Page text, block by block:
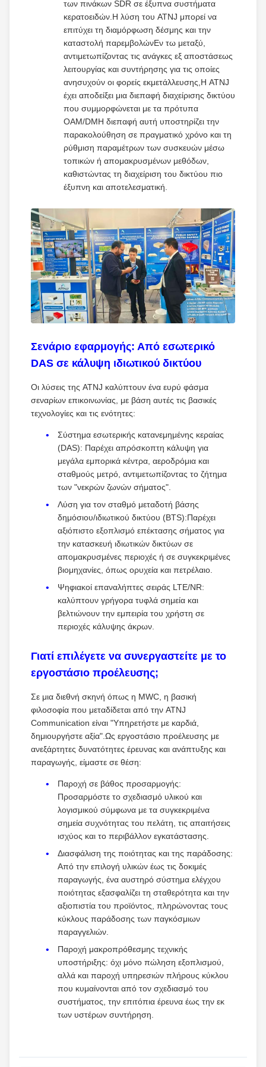
των πινάκων SDR σε έξυπνα συστήματα
κερατοειδών.Η λύση του ATNJ μπορεί να
επιτύχει τη διαμόρφωση δέσμης και την
καταστολή παρεμβολώνΕν τω μεταξύ,
αντιμετωπίζοντας τις ανάγκες εξ αποστάσεως
λειτουργίας και συντήρησης για τις οποίες
ανησυχούν οι φορείς εκμετάλλευσης,Η ATNJ
έχει αποδείξει μια διεπαφή διαχείρισης δικτύου
που συμμορφώνεται με τα πρότυπα
OAM/DMΗ διεπαφή αυτή υποστηρίζει την
παρακολούθηση σε πραγματικό χρόνο και τη
ρύθμιση παραμέτρων των συσκευών μέσω
τοπικών ή απομακρυσμένων μεθόδων,
καθιστώντας τη διαχείριση του δικτύου πιο
έξυπνη και αποτελεσματική.
Σενάριο εφαρμογής: Από εσωτερικό
DAS σε κάλυψη ιδιωτικού δικτύου
Οι λύσεις της ATNJ καλύπτουν ένα ευρύ φάσμα
σεναρίων επικοινωνίας, με βάση αυτές τις βασικές
τεχνολογίες και τις ενότητες:
Σύστημα εσωτερικής κατανεμημένης κεραίας
(DAS): Παρέχει απρόσκοπτη κάλυψη για
μεγάλα εμπορικά κέντρα, αεροδρόμια και
σταθμούς μετρό, αντιμετωπίζοντας το ζήτημα
των "νεκρών ζωνών σήματος".
Λύση για τον σταθμό μεταδοτή βάσης
δημόσιου/ιδιωτικού δικτύου (BTS):Παρέχει
αξιόπιστο εξοπλισμό επέκτασης σήματος για
την κατασκευή ιδιωτικών δικτύων σε
απομακρυσμένες περιοχές ή σε συγκεκριμένες
βιομηχανίες, όπως ορυχεία και πετρέλαιο.
Ψηφιακοί επαναλήπτες σειράς LTE/NR:
καλύπτουν γρήγορα τυφλά σημεία και
βελτιώνουν την εμπειρία του χρήστη σε
περιοχές κάλυψης άκρων.
Γιατί επιλέγετε να συνεργαστείτε με το
εργοστάσιο προέλευσης;
Σε μια διεθνή σκηνή όπως η MWC, η βασική
φιλοσοφία που μεταδίδεται από την ATNJ
Communication είναι "Υπηρετήστε με καρδιά,
δημιουργήστε αξία".Ως εργοστάσιο προέλευσης με
ανεξάρτητες δυνατότητες έρευνας και ανάπτυξης και
παραγωγής, είμαστε σε θέση:
Παροχή σε βάθος προσαρμογής:
Προσαρμόστε το σχεδιασμό υλικού και
λογισμικού σύμφωνα με τα συγκεκριμένα
σημεία συχνότητας του πελάτη, τις απαιτήσεις
ισχύος και το περιβάλλον εγκατάστασης.
Διασφάλιση της ποιότητας και της παράδοσης:
Από την επιλογή υλικών έως τις δοκιμές
παραγωγής, ένα αυστηρό σύστημα ελέγχου
ποιότητας εξασφαλίζει τη σταθερότητα και την
αξιοπιστία του προϊόντος, πληρώνοντας τους
κύκλους παράδοσης των παγκόσμιων
παραγγελιών.
Παροχή μακροπρόθεσμης τεχνικής
υποστήριξης: όχι μόνο πώληση εξοπλισμού,
αλλά και παροχή υπηρεσιών πλήρους κύκλου
που κυμαίνονται από τον σχεδιασμό του
συστήματος, την επιτόπια έρευνα έως την εκ
των υστέρων συντήρηση.